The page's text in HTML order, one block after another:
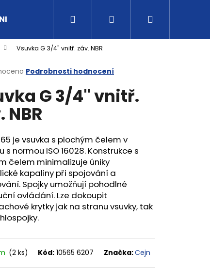
Tipy a rady Kontakty Obchodní
Přihlášení
Vsuvka G 3/4" vnitř. záv. NBR
Podrobnosti hodnocení
G 3/4" vnitř.
NBR
je vsuvka s plochým čelem v
s normou ISO 16028. Konstrukce s
čelem minimalizuje úniky
kapaliny při spojování a
Spojky umožňují pohodlné
ovládání. Lze dokoupit
krytky jak na stranu vsuvky, tak
(2 ks) Kód: 10565 6207 Značka:Cejn
4" VNITŘNÍ FVMQ